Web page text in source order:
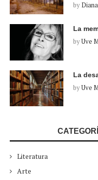
by
La
byUve
La
byUve
Literatura
Arte